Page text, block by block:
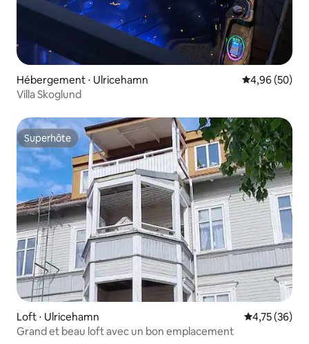
Hébergement ⋅ Ulricehamn Évaluation
4,96 (50)
Villa Skoglund
Superhôte
Superhôte
Loft ⋅ Ulricehamn Évaluation
4,75 (36)
Grand et beau loft avec un bon emplacement